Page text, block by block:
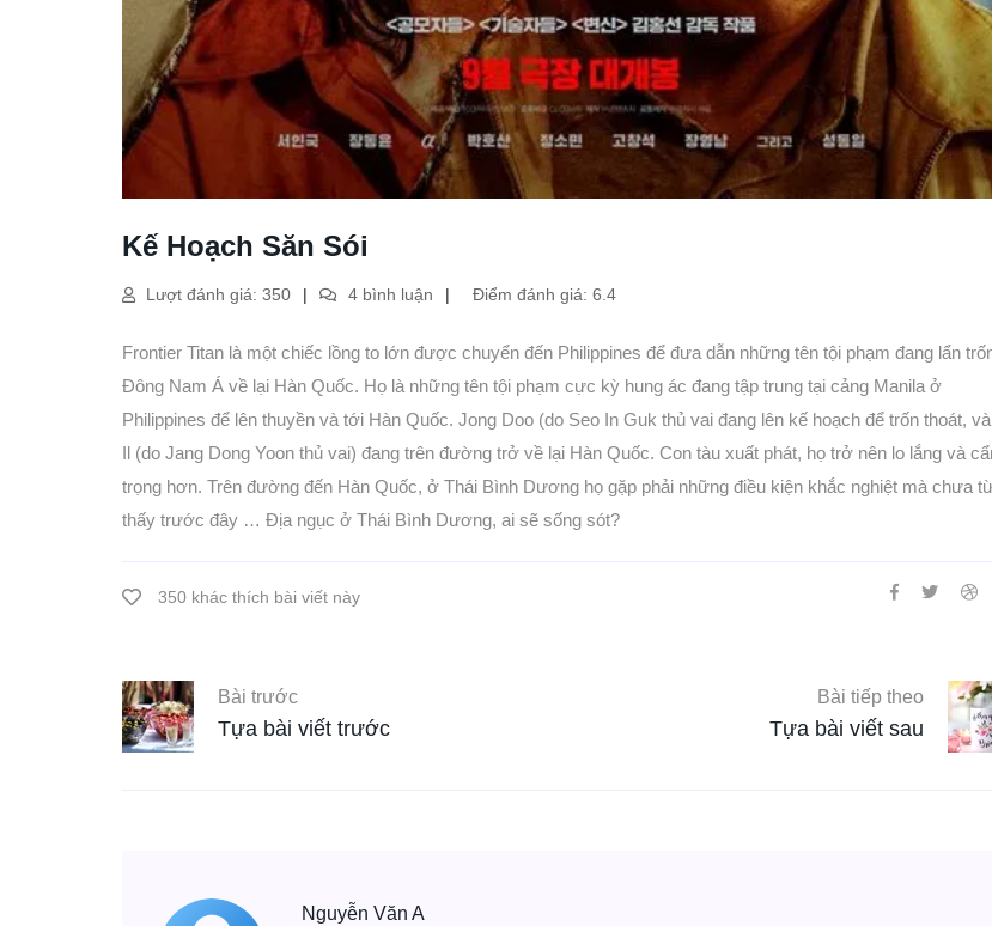
Kế Hoạch Săn Sói
Lượt đánh giá: 350 4 bình luận Điểm đánh giá: 6.4
Frontier Titan là một chiếc lồng to lớn được chuyển đến Philippines để đưa dẫn những tên tội phạm đang lẩn
Đông Nam Á về lại Hàn Quốc. Họ là những tên tội phạm cực kỳ hung ác đang tập trung tại cảng Manila ở
Philippines để lên thuyền và tới Hàn Quốc. Jong Doo (do Seo In Guk thủ vai đang lên kế hoạch để trốn thoát,
Il (do Jang Dong Yoon thủ vai) đang trên đường trở về lại Hàn Quốc. Con tàu xuất phát, họ trở nên lo lắng và
trọng hơn. Trên đường đến Hàn Quốc, ở Thái Bình Dương họ gặp phải những điều kiện khắc nghiệt mà chưa
thấy trước đây … Địa ngục ở Thái Bình Dương, ai sẽ sống sót?
350 khác thích bài viết này
Bài trước
Tựa bài viết trước
Bài tiếp theo
Tựa bài viết sau
Nguyễn Văn A